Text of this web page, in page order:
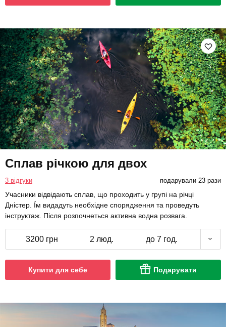
Сплав річкою для двох
3 відгуки подарували 23 рази
Учасники відвідають сплав, що проходить у групі на річці
Дністер. Їм видадуть необхідне спорядження та проведуть
інструктаж. Після розпочнеться активна водна розвага.
3200 грн 2 люд. до 7 год.
Купити для себе Подарувати